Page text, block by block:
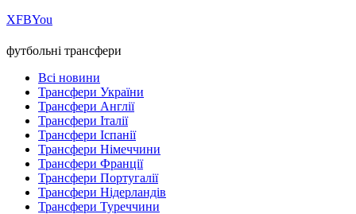
ХFBYou
футбольні трансфери
Всі новини
Трансфери України
Трансфери Англії
Трансфери Італії
Трансфери Іспанії
Трансфери Німеччини
Трансфери Франції
Трансфери Португалії
Трансфери Нідерландів
Трансфери Туреччини